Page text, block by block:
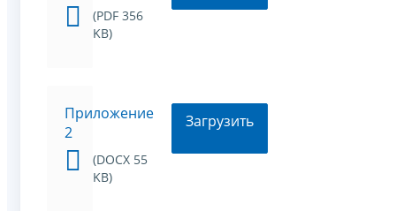
(PDF 356
KB)
Приложение
2
(DOCX 55
KB)
Загрузить